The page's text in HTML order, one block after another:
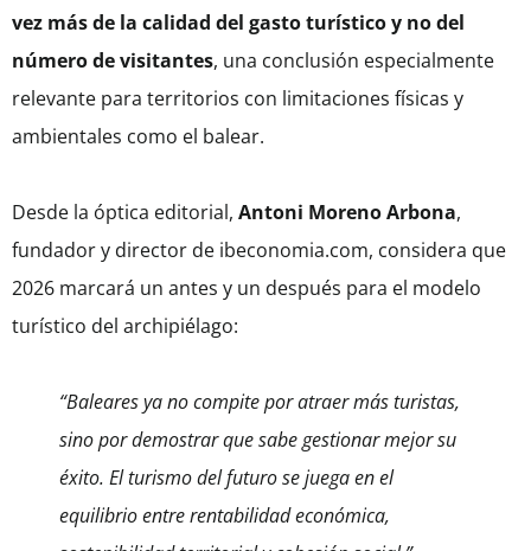
vez más de la calidad del gasto turístico y no del
número de visitantes, una conclusión especialmente
relevante para territorios con limitaciones físicas y
ambientales como el balear.
Desde la óptica editorial, Antoni Moreno Arbona,
fundador y director de ibeconomia.com, considera que
2026 marcará un antes y un después para el modelo
turístico del archipiélago:
“Baleares ya no compite por atraer más turistas,
sino por demostrar que sabe gestionar mejor su
éxito. El turismo del futuro se juega en el
equilibrio entre rentabilidad económica,